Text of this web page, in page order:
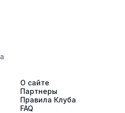
О сайте
Партнеры
Правила Клуба
FAQ